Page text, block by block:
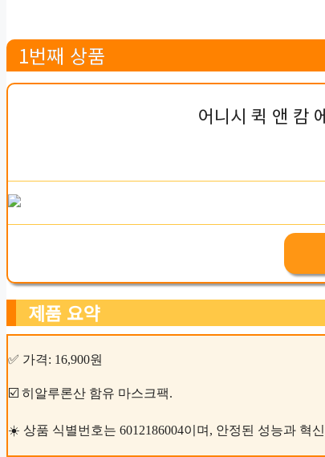
1번째 상품
어니시 퀵 앤 캄
제품 요약
✅ 가격: 16,900원
☑️ 히알루론산 함유 마스크팩.
☀️ 상품 식별번호는 6012186004이며, 안정된 성능과 혁